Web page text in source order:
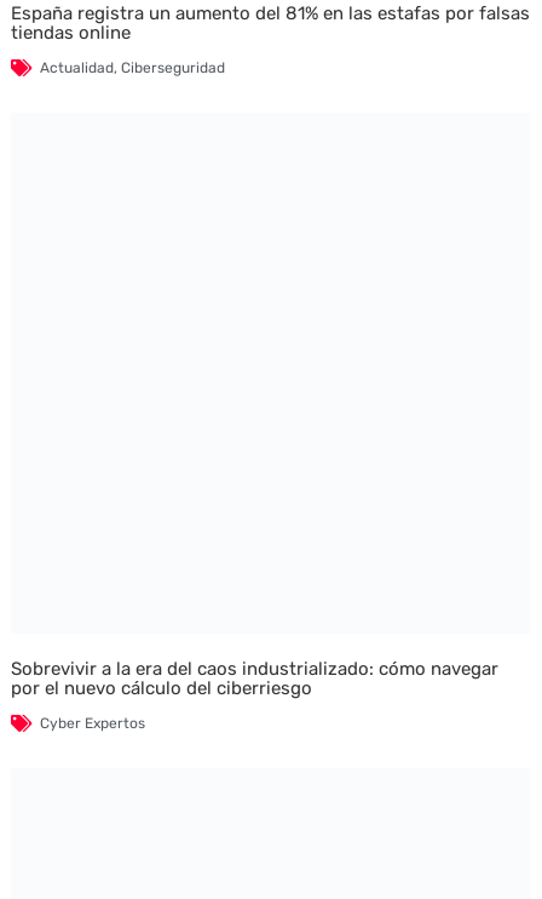
España registra un aumento del 81% en las estafas por falsas
tiendas online
Actualidad, Ciberseguridad
Sobrevivir a la era del caos industrializado: cómo navegar
por el nuevo cálculo del ciberriesgo
Cyber Expertos